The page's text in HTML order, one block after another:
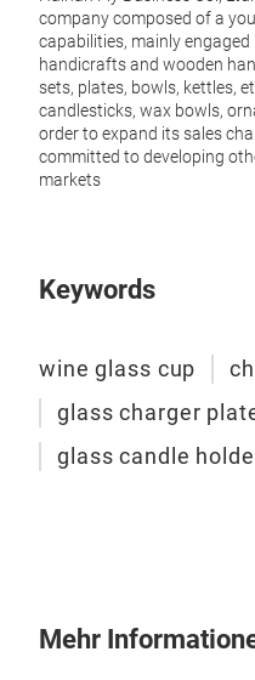
company composed of a
capabilities, mainly
handicrafts and wooden
sets, plates, bowls, kettles,
candlesticks, wax bowls,
order to expand its sales
committed to developing
markets
Keywords
wine glass cup
glass charger
glass candle
Mehr